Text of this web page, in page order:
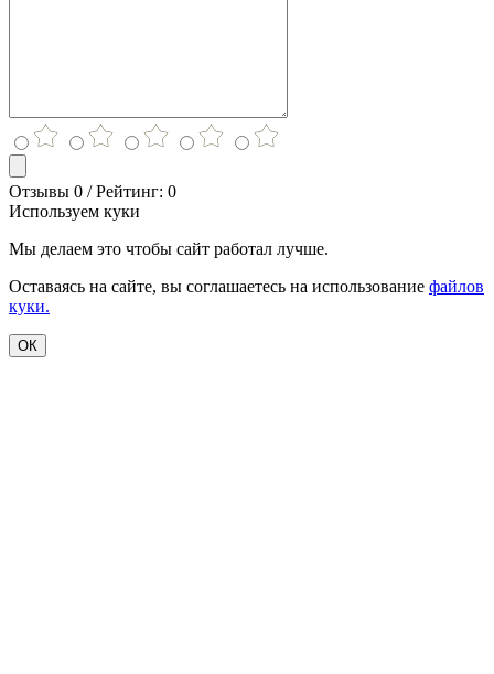
Отзывы 0 / Рейтинг: 0
Используем куки
Мы делаем это чтобы сайт работал лучше.
Оставаясь на сайте, вы соглашаетесь на использование файлов
куки.
ОК